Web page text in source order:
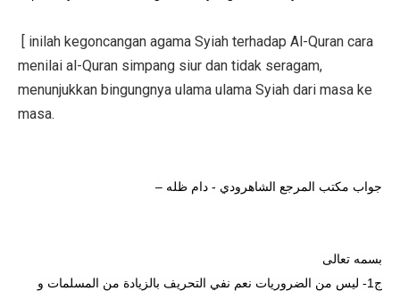
[ inilah kegoncangan agama Syiah terhadap Al-Quran cara
menilai al-Quran simpang siur dan tidak seragam,
menunjukkan bingungnya ulama ulama Syiah dari masa ke
masa.
جواب مكتب المرجع الشاهرودي - دام ظله –
بسمه تعالى
ج1- ليس من الضروريات نعم نفي التحريف بالزيادة من المسلمات و